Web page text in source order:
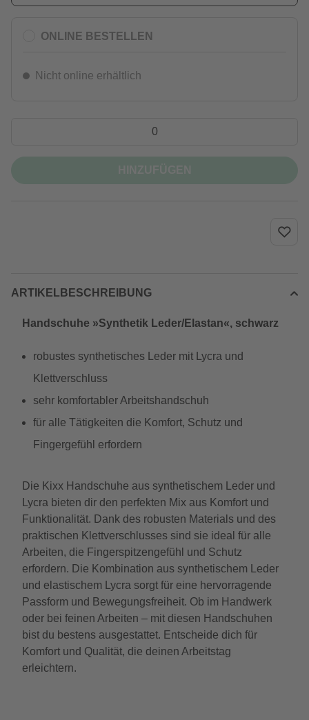
ONLINE BESTELLEN
Nicht online erhältlich
ARTIKELBESCHREIBUNG
Handschuhe »Synthetik Leder/Elastan«, schwarz
robustes synthetisches Leder mit Lycra und
Klettverschluss
sehr komfortabler Arbeitshandschuh
für alle Tätigkeiten die Komfort, Schutz und
Fingergefühl erfordern
Die Kixx Handschuhe aus synthetischem Leder und
Lycra bieten dir den perfekten Mix aus Komfort und
Funktionalität. Dank des robusten Materials und des
praktischen Klettverschlusses sind sie ideal für alle
Arbeiten, die Fingerspitzengefühl und Schutz
erfordern. Die Kombination aus synthetischem Leder
und elastischem Lycra sorgt für eine hervorragende
Passform und Bewegungsfreiheit. Ob im Handwerk
oder bei feinen Arbeiten – mit diesen Handschuhen
bist du bestens ausgestattet. Entscheide dich für
Komfort und Qualität, die deinen Arbeitstag
erleichtern.